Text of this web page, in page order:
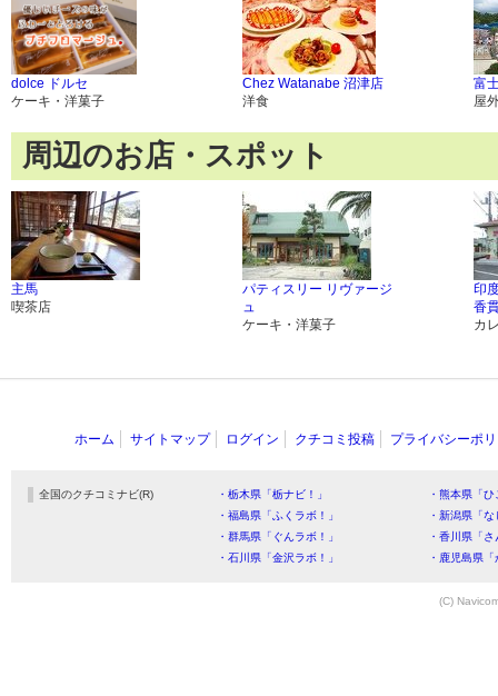
dolce ドルセ
ケーキ・洋菓子
Chez Watanabe 沼津店
洋食
富
屋
周辺のお店・スポット
主馬
喫茶店
パティスリー リヴァージ
ュ
ケーキ・洋菓子
印
香
カ
ホーム サイトマップ ログイン クチコミ投稿 プライバシーポ
全国のクチコミナビ(R) ・栃木県「栃ナビ！」
・熊本県「
・福島県「ふくラボ！」
・新潟県「
・群馬県「ぐんラボ！」
・香川県「
・石川県「金沢ラボ！」
・鹿児島県
(C)